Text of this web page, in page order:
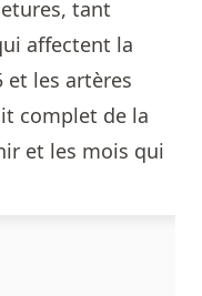
tant
affectent la
les artères
complet de la
et les mois qui